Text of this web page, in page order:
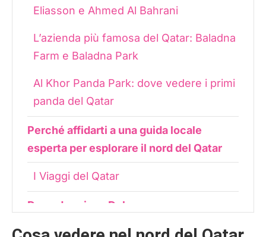
Eliasson e Ahmed Al Bahrani
L’azienda più famosa del Qatar: Baladna
Farm e Baladna Park
Al Khor Panda Park: dove vedere i primi
panda del Qatar
Perché affidarti a una guida locale
esperta per esplorare il nord del Qatar
I Viaggi del Qatar
Dove dormire a Doha